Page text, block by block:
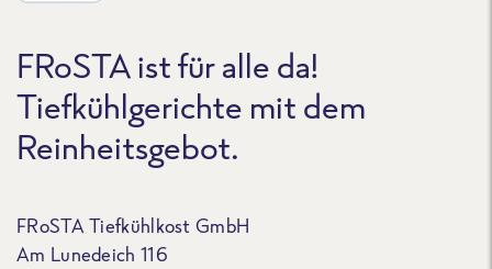
FRoSTA ist für alle da!
Tiefkühlgerichte mit dem
Reinheitsgebot.
FRoSTA Tiefkühlkost GmbH
Am Lunedeich 116